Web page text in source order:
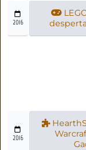
2016
2016